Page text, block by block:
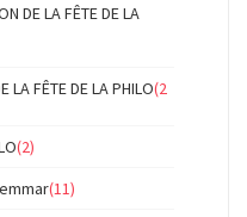
DE LA FÊTE DE LA
LA FÊTE DE LA PHILO(2
(2)
(11)